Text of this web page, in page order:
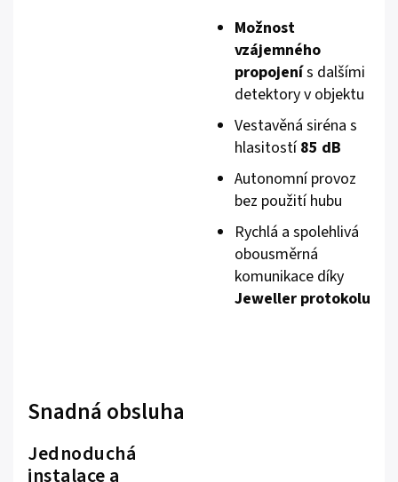
Možnost
vzájemného
propojenís dalšími
detektory v objektu
Vestavěná siréna s
hlasitostí85 dB
Autonomní provoz
bez použití hubu
Rychlá a spolehlivá
obousměrná
komunikace díky
Jeweller protokolu
Snadná obsluha
Jednoduchá
instalace a